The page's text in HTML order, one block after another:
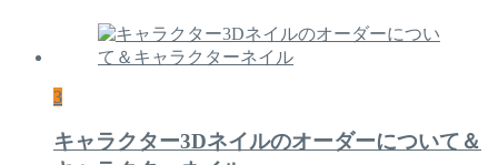
3
キャラクター3Dネイルのオーダーについて＆